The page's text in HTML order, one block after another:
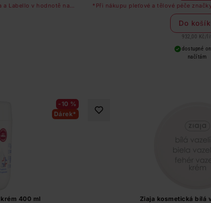
a Labello v hodnotě nad
zdarma
*Při nákupu pleťové a tělové péče
249 Kč dostanete
Do
932,00 Kč /
dostupné
načítám
-10 %
Dárek*
400 ml Ziaja kosmetická bílá